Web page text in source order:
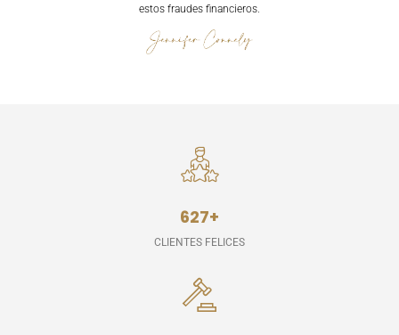
estos fraudes financieros.
CLIENTES FELICES
627+